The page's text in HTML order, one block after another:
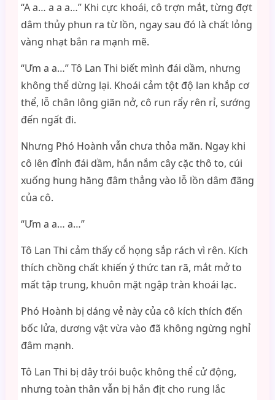
“A a… a a a…” Khi cực khoái, cô trợn mắt, từng đợt
dâm thủy phun ra từ lồn, ngay sau đó là chất lỏng
vàng nhạt bắn ra mạnh mẽ.
“Ưm a a…” Tô Lan Thi biết mình đái dầm, nhưng
không thể dừng lại. Khoái cảm tột độ lan khắp cơ
thể, lỗ chân lông giãn nở, cô run rẩy rên rỉ, sướng
đến ngất đi.
Nhưng Phó Hoành vẫn chưa thỏa mãn. Ngay khi
cô lên đỉnh đái dầm, hắn nắm cây cặc thô to, cúi
xuống hung hăng đâm thẳng vào lỗ lồn dâm đãng
của cô.
“Ưm a a… a…”
Tô Lan Thi cảm thấy cổ họng sắp rách vì rên. Kích
thích chồng chất khiến ý thức tan rã, mắt mở to
mất tập trung, khuôn mặt ngập tràn khoái lạc.
Phó Hoành bị dáng vẻ này của cô kích thích đến
bốc lửa, dương vật vừa vào đã không ngừng nghỉ
đâm mạnh.
Tô Lan Thi bị dây trói buộc không thể cử động,
nhưng toàn thân vẫn bị hắn địt cho rung lắc